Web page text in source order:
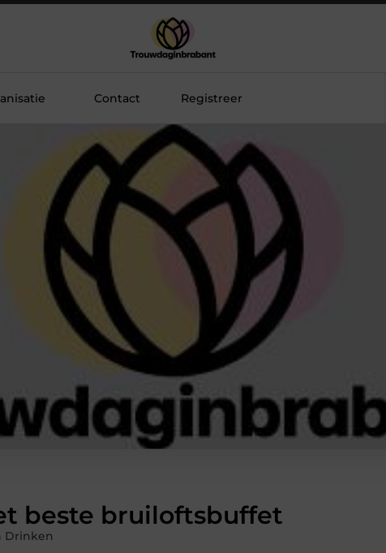
Contact Registreer
beste bruiloftsbuffet
Drinken